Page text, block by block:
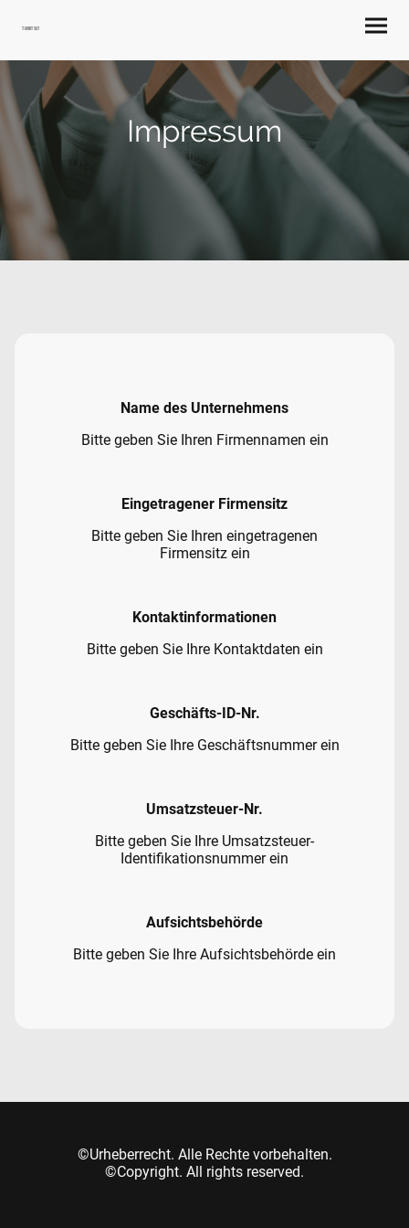
T-Shirt Sgt
Impressum
Name des Unternehmens
Bitte geben Sie Ihren Firmennamen ein
Eingetragener Firmensitz
Bitte geben Sie Ihren eingetragenen
Firmensitz ein
Kontaktinformationen
Bitte geben Sie Ihre Kontaktdaten ein
Geschäfts-ID-Nr.
Bitte geben Sie Ihre Geschäftsnummer ein
Umsatzsteuer-Nr.
Bitte geben Sie Ihre Umsatzsteuer-
Identifikationsnummer ein
Aufsichtsbehörde
Bitte geben Sie Ihre Aufsichtsbehörde ein
©Urheberrecht. Alle Rechte vorbehalten.
©Copyright. All rights reserved.